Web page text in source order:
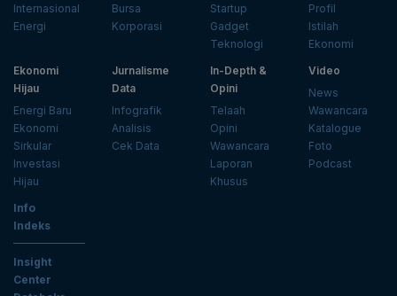
Internasional
Energi
Bursa
Korporasi
Startup
Gadget
Teknologi
Profil
Istilah
Ekonomi
Ekonomi
Hijau
Energi Baru
Ekonomi
Sirkular
Investasi
Hijau
Jurnalisme
Data
Infografik
Analisis
Cek Data
In-Depth &
Opini
Telaah
Opini
Wawancara
Laporan
Khusus
Video
News
Wawancara
Katalogue
Foto
Podcast
Info
Indeks
Insight
Center